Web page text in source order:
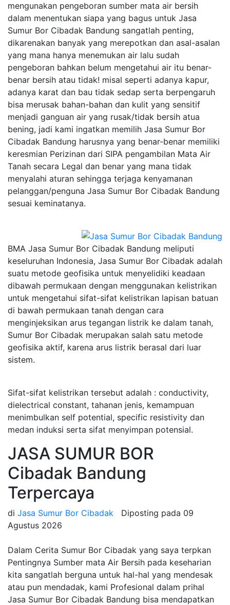
mengunakan pengeboran sumber mata air bersih
dalam menentukan siapa yang bagus untuk Jasa
Sumur Bor Cibadak Bandung sangatlah penting,
dikarenakan banyak yang merepotkan dan asal-asalan
yang mana hanya menemukan air lalu sudah
pengeboran bahkan belum mengetahui air itu benar-
benar bersih atau tidak! misal seperti adanya kapur,
adanya karat dan bau tidak sedap serta berpengaruh
bisa merusak bahan-bahan dan kulit yang sensitif
menjadi ganguan air yang rusak/tidak bersih atua
bening, jadi kami ingatkan memilih Jasa Sumur Bor
Cibadak Bandung harusnya yang benar-benar memiliki
keresmian Perizinan dari SIPA pengambilan Mata Air
Tanah secara Legal dan benar yang mana tidak
menyalahi aturan sehingga terjaga kenyamanan
pelanggan/penguna Jasa Sumur Bor Cibadak Bandung
sesuai keminatanya.
BMA Jasa Sumur Bor Cibadak Bandung meliputi
keseluruhan Indonesia, Jasa Sumur Bor Cibadak adalah
suatu metode geofisika untuk menyelidiki keadaan
dibawah permukaan dengan menggunakan kelistrikan
untuk mengetahui sifat-sifat kelistrikan lapisan batuan
di bawah permukaan tanah dengan cara
menginjeksikan arus tegangan listrik ke dalam tanah,
Sumur Bor Cibadak merupakan salah satu metode
geofisika aktif, karena arus listrik berasal dari luar
sistem.
Sifat-sifat kelistrikan tersebut adalah : conductivity,
dielectrical constant, tahanan jenis, kemampuan
menimbulkan self potential, specific resistivity dan
medan induksi serta sifat menyimpan potensial.
JASA SUMUR BOR
Cibadak Bandung
Terpercaya
di Jasa Sumur Bor Cibadak Diposting pada 09
Agustus 2026
Dalam Cerita Sumur Bor Cibadak yang saya terpkan
Pentingnya Sumber mata Air Bersih pada keseharian
kita sangatlah berguna untuk hal-hal yang mendesak
atau pun mendadak, kami Profesional dalam prihal
Jasa Sumur Bor Cibadak Bandung bisa mendapatkan